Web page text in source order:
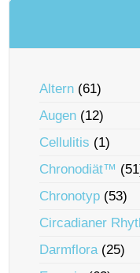
Altern (61)
Augen (12)
Cellulitis (1)
Chronodiät™
Chronotyp (53)
Circadianer
Darmflora(25)